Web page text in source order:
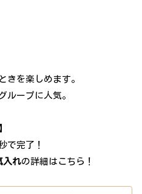
きを楽しめます。
ループに人気。
で完了！
入れの詳細はこちら！